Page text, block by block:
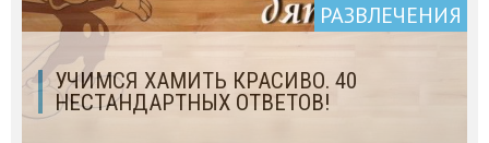
РАЗВЛЕЧЕНИЯ
УЧИМСЯ ХАМИТЬ КРАСИВО. 40
НЕСТАНДАРТНЫХ ОТВЕТОВ!